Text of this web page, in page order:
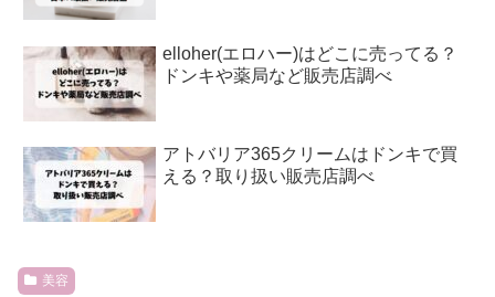
elloher(エロハー)はどこに売ってる？
ドンキや薬局など販売店調べ
アトバリア365クリームはドンキで買
える？取り扱い販売店調べ
美容